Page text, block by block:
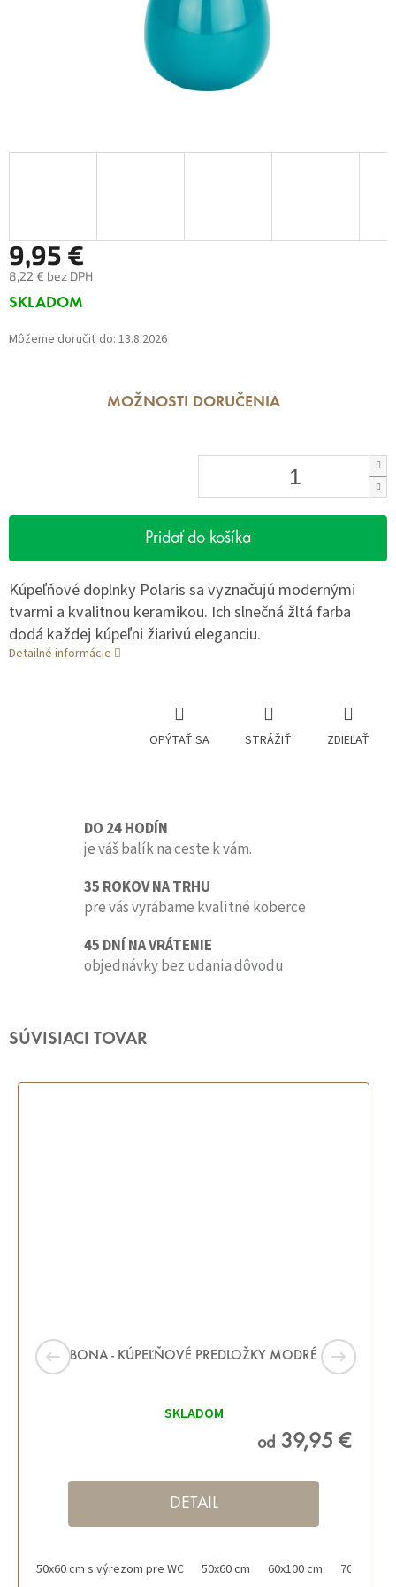
9,95 €
8,22 € bez DPH
Jednotková
SKLADOM
Môžeme doručiť do: 13.8.2026
MOŽNOSTI DORUČENIA
Pridať do košíka
Kúpeľňové doplnky Polaris sa vyznačujú modernými
tvarmi a kvalitnou keramikou. Ich slnečná žltá farba
dodá každej kúpeľni žiarivú eleganciu.
Detailné informácie
OPÝTAŤ SA STRÁŽIŤ ZDIEĽAŤ
DO 24 HODÍN
je váš balík na ceste k vám.
35 ROKOV NA TRHU
pre vás vyrábame kvalitné koberce
45 DNÍ NA VRÁTENIE
objednávky bez udania dôvodu
SÚVISIACI TOVAR
BONA - KÚPEĽŇOVÉ PREDLOŽKY MODRÉ
SKLADOM
od 39,95 €
DETAIL
50x60 cm s výrezom pre WC 50x60 cm 60x100 cm 70x120 cm